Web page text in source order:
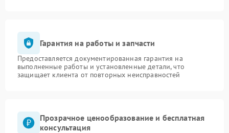
Гарантия на работы и запчасти
Предоставляется документированная гарантия на
выполненные работы и установленные детали, что
защищает клиента от повторных неисправностей
Прозрачное ценообразование и бесплатная
консультация